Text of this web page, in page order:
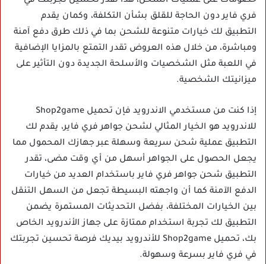
فري فاير دون الحاجة للقلق بشأن التكلفة، وكمان يقدم
التطبيق لك خيارات متنوعة للشحن بما في ذلك طرق دفع آمنة
ومباشرة، من خلال هذه العروض تقدر التمتع بالمزايا الإضافية
في اللعبة مثل الشخصيات والأسلحة الجديدة دون التأثير على
ميزانيتك الشخصية.
إذا كنت من مستخدمي الاندرويد فإن تحميل Shop2game
للاندرويد هو الخيار المثالي لشحن جواهر فري فاير، يقدم لك
التطبيق عملية شحن سريعة وسهلة عبر جهازك المحمول مما
يجعل الحصول على الجواهر أسهل من أي وقت مضى، تقدر
التطبيق شحن جواهر فري فاير باستخدام العديد من خيارات
الدفع الآمنة كما أن واجهته البسيطة تجعل من السهل التنقل
بين الخيارات المختلفة، بفضل التحديثات المستمرة يضمن
التطبيق لك تجربة استخدام ممتازة على جهاز الأندرويد الخاص
بك، تحميل Shop2game للأندرويد بيديك فرصة تحسين تجربتك
في فري فاير بسرعة وسهولة.